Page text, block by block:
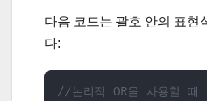
다음 코드는 괄호 안의 표현
다:
//논리적 OR을 사용할 때